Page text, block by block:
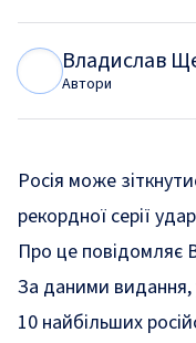
Владислав
Автори
Росія може
рекордної серії
Про це повідомляє
За даними видання,
10 найбільших